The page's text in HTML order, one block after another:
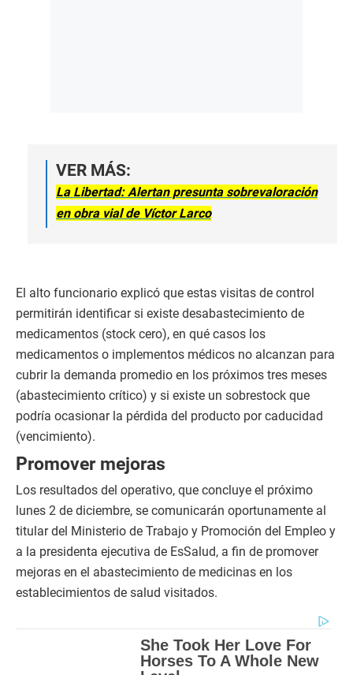
VER MÁS:
La Libertad: Alertan presunta sobrevaloración
en obra vial de Víctor Larco
El alto funcionario explicó que estas visitas de control
permitirán identificar si existe desabastecimiento de
medicamentos (stock cero), en qué casos los
medicamentos o implementos médicos no alcanzan para
cubrir la demanda promedio en los próximos tres meses
(abastecimiento crítico) y si existe un sobrestock que
podría ocasionar la pérdida del producto por caducidad
(vencimiento).
Promover mejoras
Los resultados del operativo, que concluye el próximo
lunes 2 de diciembre, se comunicarán oportunamente al
titular del Ministerio de Trabajo y Promoción del Empleo y
a la presidenta ejecutiva de EsSalud, a fin de promover
mejoras en el abastecimiento de medicinas en los
establecimientos de salud visitados.